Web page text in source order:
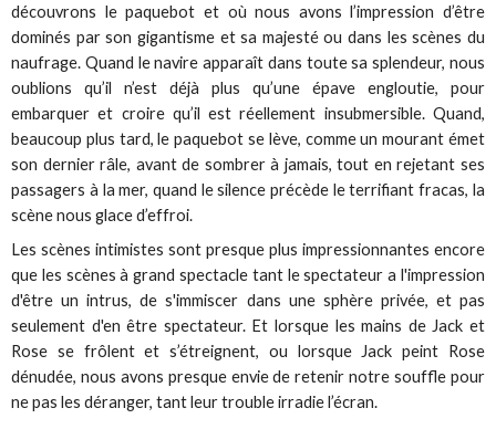
découvrons le paquebot et où nous avons l’impression d’être
dominés par son gigantisme et sa majesté ou dans les scènes du
naufrage. Quand le navire apparaît dans toute sa splendeur, nous
oublions qu’il n’est déjà plus qu’une épave engloutie, pour
embarquer et croire qu’il est réellement insubmersible. Quand,
beaucoup plus tard, le paquebot se lève, comme un mourant émet
son dernier râle, avant de sombrer à jamais, tout en rejetant ses
passagers à la mer, quand le silence précède le terrifiant fracas, la
scène nous glace d’effroi.
Les scènes intimistes sont presque plus impressionnantes encore
que les scènes à grand spectacle tant le spectateur a l'impression
d'être un intrus, de s'immiscer dans une sphère privée, et pas
seulement d'en être spectateur. Et lorsque les mains de Jack et
Rose se frôlent et s’étreignent, ou lorsque Jack peint Rose
dénudée, nous avons presque envie de retenir notre souffle pour
ne pas les déranger, tant leur trouble irradie l’écran.